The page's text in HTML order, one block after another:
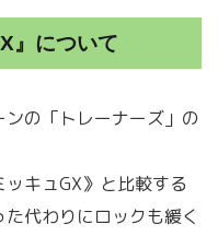
』について
の「トレーナーズ」の
キュGX》と比較する
代わりにロックも緩く